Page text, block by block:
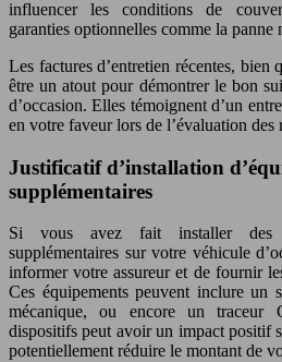
influencer les conditions de
garanties optionnelles comme la panne
Les factures d’entretien récentes, bien
être un atout pour démontrer le bon
d’occasion. Elles témoignent d’un
en votre faveur lors de l’évaluation des
Justificatif d’installation
supplémentaires
Si vous avez fait installer des
supplémentaires sur votre véhicule
informer votre assureur et de fournir
Ces équipements peuvent inclure un
mécanique, ou encore un traceur
dispositifs peut avoir un impact positif
potentiellement réduire le montant de